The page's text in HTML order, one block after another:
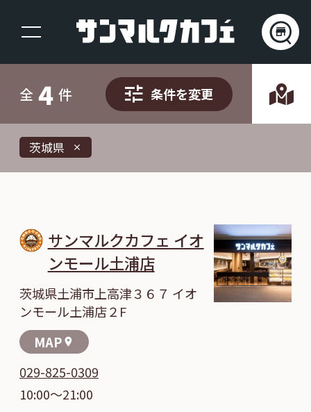
茨城県 close
全 4 件 条件を変更
サンマルクカフェ イオ
ンモール土浦店
茨城県土浦市上高津３６７ イオ
ンモール土浦店２F
MAP location_on
029-825-0309
10:00～21:00